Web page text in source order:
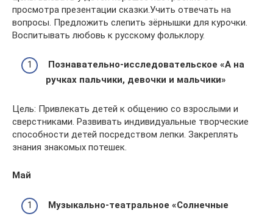
просмотра презентации сказки.Учить отвечать на
вопросы. Предложить слепить зёрнышки для курочки.
Воспитывать любовь к русскому фольклору.
Познавательно-исследовательское «А на
ручках пальчики, девочки и мальчики»
Цель: Привлекать детей к общению со взрослыми и
сверстниками. Развивать индивидуальные творческие
способности детей посредством лепки. Закреплять
знания знакомых потешек.
Май
Музыкально-театральное «Солнечные